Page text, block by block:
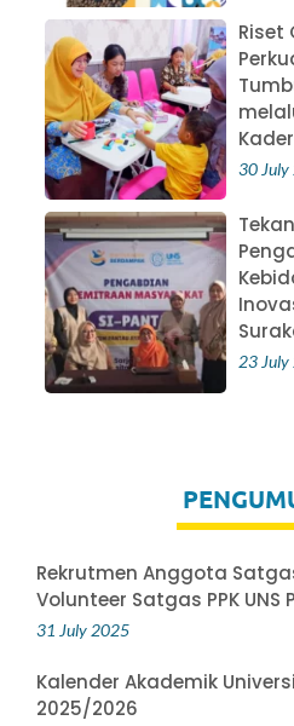
Riset
30
23
Rekrutmen Anggota
Volunteer Satgas PPK UNS
31 July 2025
Kalender Akademik
2025/2026